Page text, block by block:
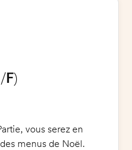
F)
vous serez en
menus de Noël.